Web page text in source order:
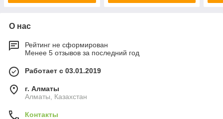
О нас
Рейтинг не сформирован
Менее 5 отзывов за последний год
Работает с 03.01.2019
г. Алматы
Алматы, Казахстан
Контакты